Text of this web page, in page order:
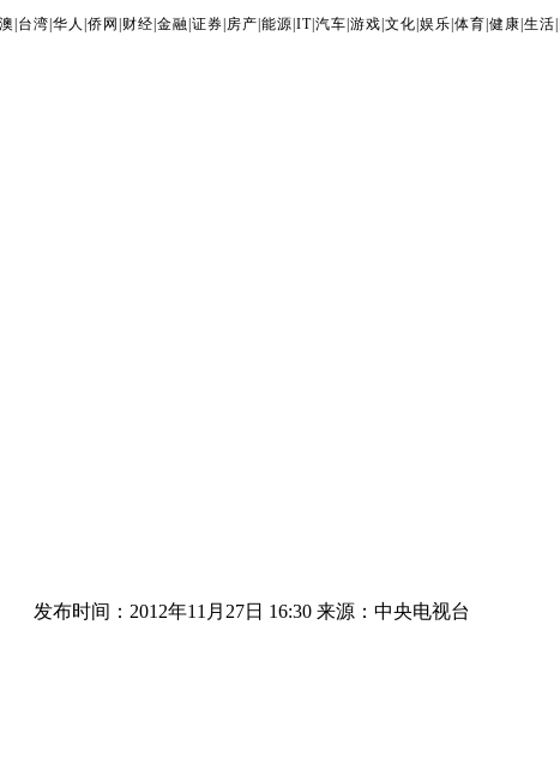
台湾 华人 侨网 财经 金融 证券 房产 能源 IT| 汽车 游戏 文化 娱乐 体育 健康 生活
发布时间：2012年11月27日 16:30 来源：中央电视台